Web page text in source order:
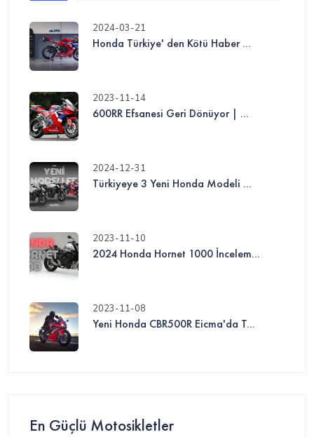
2024-03-21
Honda Türkiye' den Kötü Haber ...
2023-11-14
600RR Efsanesi Geri Dönüyor | ...
2024-12-31
Türkiyeye 3 Yeni Honda Modeli ...
2023-11-10
2024 Honda Hornet 1000 İncelem...
2023-11-08
Yeni Honda CBR500R Eicma'da T...
En Güçlü Motosikletler